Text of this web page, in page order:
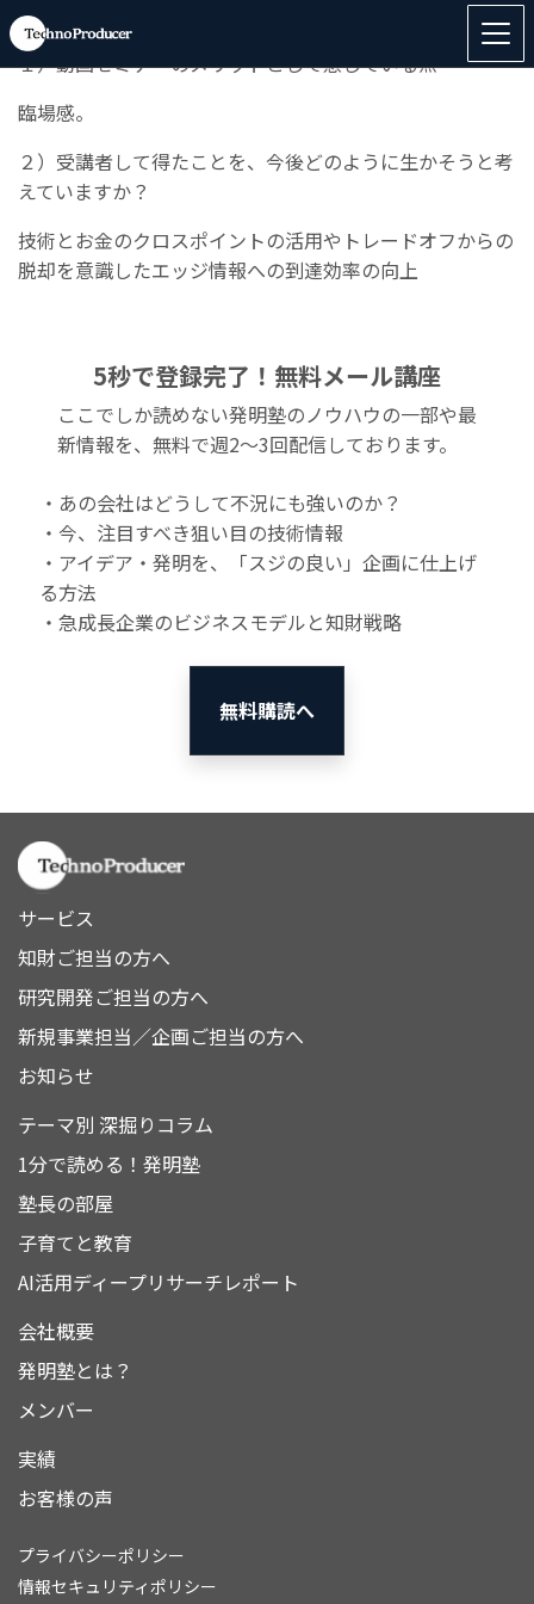
◆「
１）動画セミナーのメリットとして感じている点
臨場感。
２）受講者して得たことを、今後どのように生かそうと考
えていますか？
技術とお金のクロスポイントの活用やトレードオフからの
脱却を意識したエッジ情報への到達効率の向上
5秒で登録完了！無料メール講座
ここでしか読めない発明塾のノウハウの一部や最
新情報を、無料で週2〜3回配信しております。
・あの会社はどうして不況にも強いのか？
・今、注目すべき狙い目の技術情報
・アイデア・発明を、「スジの良い」企画に仕上げ
る方法
・急成長企業のビジネスモデルと知財戦略
無料購読へ
サービス
知財ご担当の方へ
研究開発ご担当の方へ
新規事業担当／企画ご担当の方へ
お知らせ
テーマ別 深掘りコラム
1分で読める！発明塾
塾長の部屋
子育てと教育
AI活用ディープリサーチレポート
会社概要
発明塾とは？
メンバー
実績
お客様の声
プライバシーポリシー
情報セキュリティポリシー